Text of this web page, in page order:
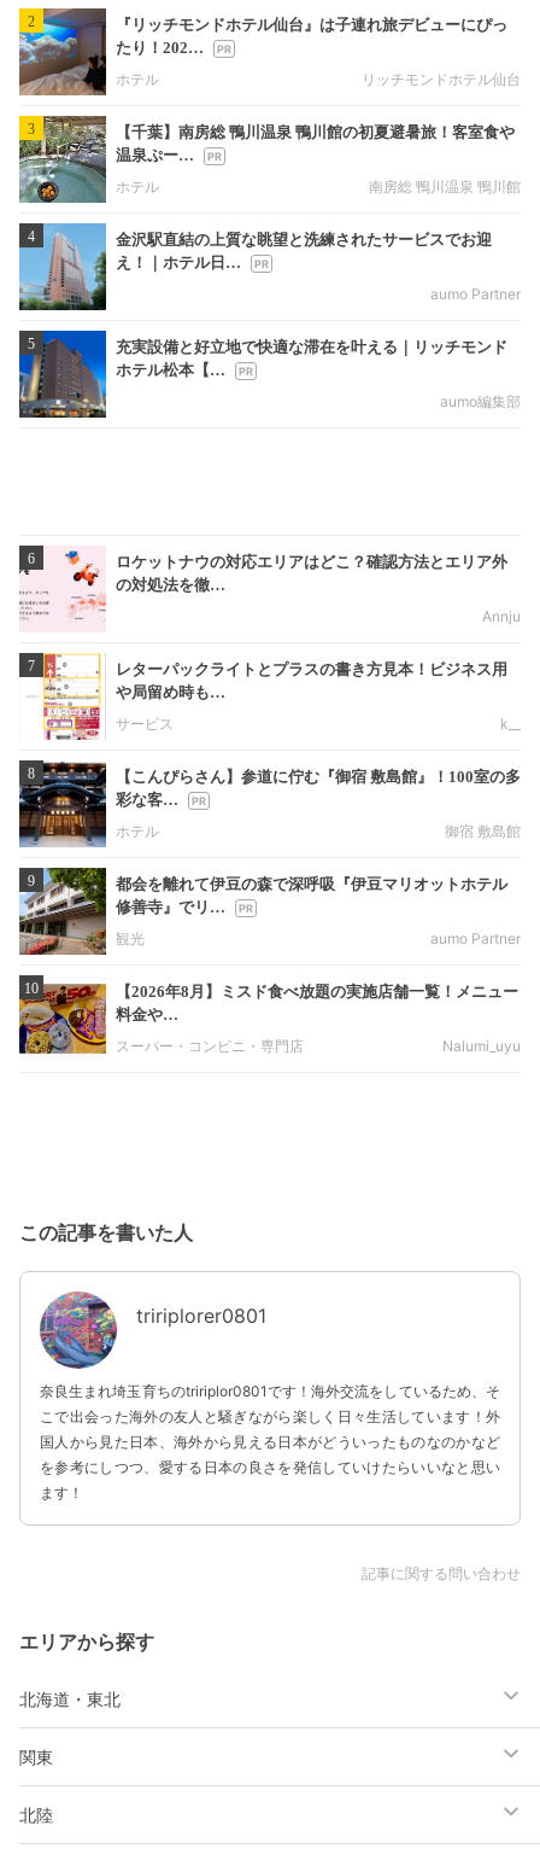
2
『リッチモンドホテル仙台』は子連れ旅デビューにぴっ
たり！202…
ホテル
リッチモンドホテル仙台
3
【千葉】南房総 鴨川温泉 鴨川館の初夏避暑旅！客室食や
温泉ぷー…
ホテル
南房総 鴨川温泉 鴨川館
4
金沢駅直結の上質な眺望と洗練されたサービスでお迎
え！｜ホテル日…
aumo Partner
5
充実設備と好立地で快適な滞在を叶える｜リッチモンド
ホテル松本【…
aumo編集部
6
ロケットナウの対応エリアはどこ？確認方法とエリア外
の対処法を徹…
Annju
7
レターパックライトとプラスの書き方見本！ビジネス用
や局留め時も…
サービス
k__
8
【こんぴらさん】参道に佇む『御宿 敷島館』！100室の多
彩な客…
ホテル
御宿 敷島館
9
都会を離れて伊豆の森で深呼吸『伊豆マリオットホテル
修善寺』でリ…
観光
aumo Partner
10
【2026年8月】ミスド食べ放題の実施店舗一覧！メニュー
料金や…
スーパー・コンビニ・専門店
Nalumi_uyu
この記事を書いた人
tririplorer0801
奈良生まれ埼玉育ちのtririplor0801です！海外交流をしているため、そ
こで出会った海外の友人と騒ぎながら楽しく日々生活しています！外
国人から見た日本、海外から見える日本がどういったものなのかなど
を参考にしつつ、愛する日本の良さを発信していけたらいいなと思い
ます！
記事に関する問い合わせ
エリアから探す
北海道・東北
関東
北陸